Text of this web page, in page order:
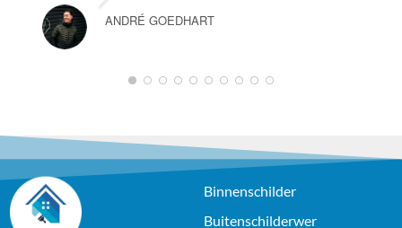
ANDRÉ GOEDHART
1 2 3 4 5 6 7 8 9 10
Binnenschilder
Buitenschilderwer